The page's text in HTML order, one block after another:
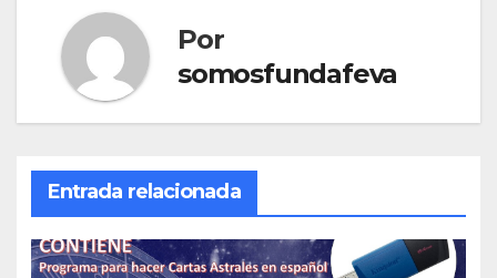
Por
somosfundafeva
Entrada relacionada